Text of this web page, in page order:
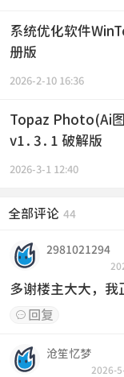
系统优化软件
册版
2026-2-10 16:36
Topaz Photo(Ai
v1.3.1 破解版
2026-3-1 12:40
全部评论 44
2981021294
多谢楼主大大，我
 回复
沧笙忆梦
2026-